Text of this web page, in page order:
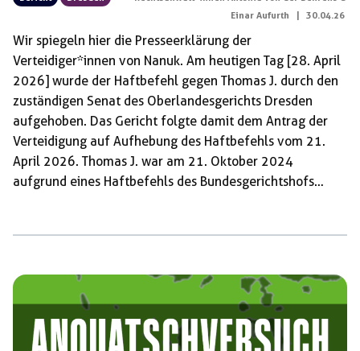
Einar Aufurth
| 30.04.26
Wir spiegeln hier die Presseerklärung der
Verteidiger*innen von Nanuk. Am heutigen Tag [28. April
2026] wurde der Haftbefehl gegen Thomas J. durch den
zuständigen Senat des Oberlandesgerichts Dresden
aufgehoben. Das Gericht folgte damit dem Antrag der
Verteidigung auf Aufhebung des Haftbefehls vom 21.
April 2026. Thomas J. war am 21. Oktober 2024
aufgrund eines Haftbefehls des Bundesgerichtshofs
entfallen ist, Thomas J. habe sich an einem
beabsichtigten Angriff auf den Neonazi Leon Ringl am
19. Oktober 2019 in der Kneipe Bulle’s Eye in Eisenach
(„Eisenach 1“) beteiligt. […]